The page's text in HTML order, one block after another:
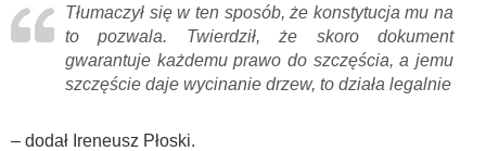
Tłumaczył się w ten sposób, że konstytucja mu na
to pozwala. Twierdził, że skoro dokument
gwarantuje każdemu prawo do szczęścia, a jemu
szczęście daje wycinanie drzew, to działa legalnie
– dodał Ireneusz Płoski.